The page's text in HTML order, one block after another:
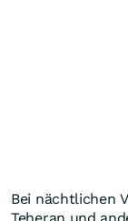
Bei nächtlichen